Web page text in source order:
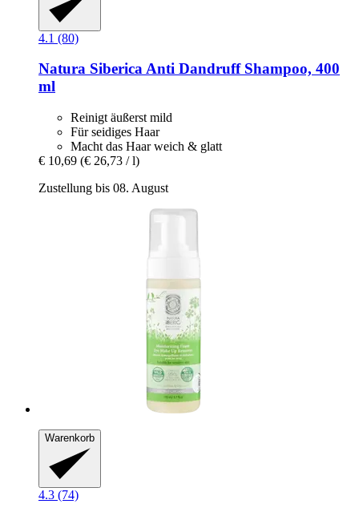
4.1 (80)
Natura SibericaAnti Dandruff Shampoo, 400
ml
Reinigt äußerst mild
Für seidiges Haar
Macht das Haar weich & glatt
€ 10,69 (€ 26,73 / l)
Zustellung bis 08. August
Warenkorb
4.3 (74)